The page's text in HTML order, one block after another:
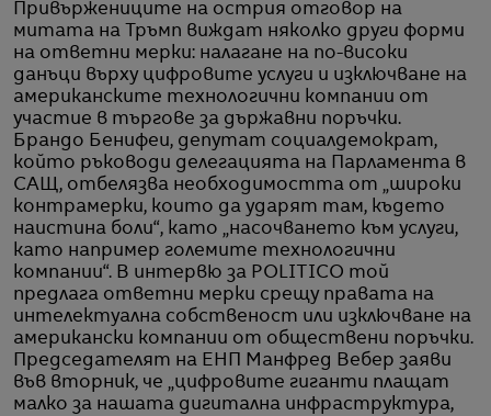
Привържениците на острия отговор на
митата на Тръмп виждат няколко други форми
на ответни мерки: налагане на по-високи
данъци върху цифровите услуги и изключване на
американските технологични компании от
участие в търгове за държавни поръчки.
Брандо Бенифеи, депутат социалдемократ,
който ръководи делегацията на Парламента в
САЩ, отбелязва необходимостта от „широки
контрамерки, които да ударят там, където
наистина боли“, като „насочването към услуги,
като например големите технологични
компании“. В интервю за POLITICO той
предлага ответни мерки срещу правата на
интелектуална собственост или изключване на
американски компании от обществени поръчки.
Председателят на ЕНП Манфред Вебер заяви
във вторник, че „цифровите гиганти плащат
малко за нашата дигитална инфраструктура,